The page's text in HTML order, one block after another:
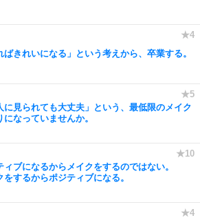
ばきれいになる」という考えから、卒業する。
に見られても大丈夫」という、最低限のメイク
になっていませんか。
ィブになるからメイクをするのではない。
をするからポジティブになる。